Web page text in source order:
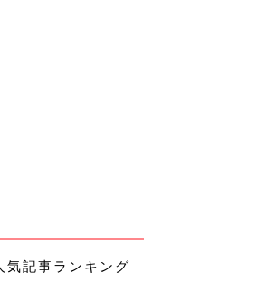
気記事ランキング